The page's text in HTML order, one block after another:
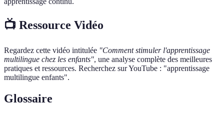
📺 Ressource Vidéo
Regardez cette vidéo intitulée "Comment stimuler l'apprentissage
multilingue chez les enfants", une analyse complète des meilleures
pratiques et ressources. Recherchez sur YouTube : "apprentissage
multilingue enfants".
Glossaire